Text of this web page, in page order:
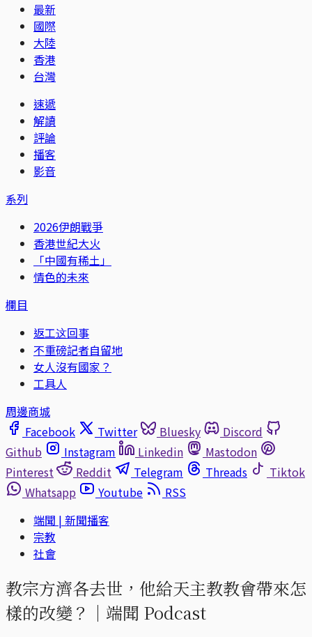
最新
國際
大陸
香港
台灣
速遞
解讀
評論
播客
影音
系列
2026伊朗戰爭
香港世紀大火
「中國有稀土」
情色的未來
欄目
返工这回事
不重磅記者自留地
女人沒有國家？
工具人
周邊商城
Facebook
Twitter Bluesky
Discord
Github
Instagram Linkedin
Mastodon
Pinterest
Reddit Telegram Threads
Tiktok
Whatsapp
Youtube
RSS
端聞 | 新聞播客
宗教
社會
教宗方濟各去世，他給天主教教會帶來怎
樣的改變？｜端聞 Podcast